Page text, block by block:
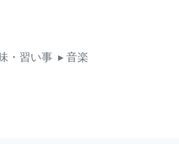
・習い事 ▸ 音楽